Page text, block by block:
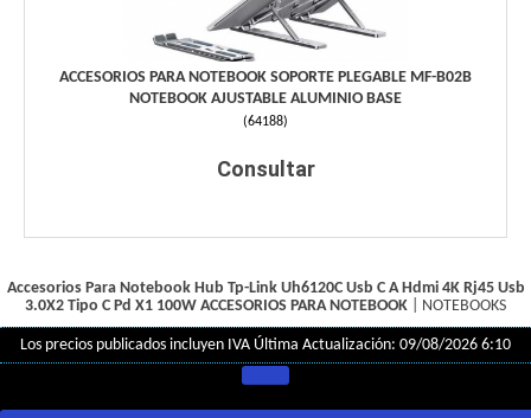
ACCESORIOS PARA NOTEBOOK SOPORTE PLEGABLE MF-B02B
NOTEBOOK AJUSTABLE ALUMINIO BASE
(64188)
Consultar
Accesorios Para Notebook Hub Tp-Link Uh6120C Usb C A Hdmi 4K Rj45 Usb
3.0X2 Tipo C Pd X1 100W ACCESORIOS PARA NOTEBOOK NOTEBOOKS
Los precios publicados incluyen IVA Última Actualización: 09/08/2026 6:10